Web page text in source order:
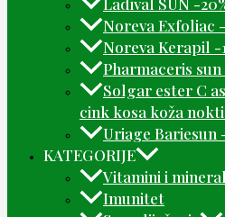
Noreva Exfoliac
Noreva Kerapil -
Pharmaceris
Solgar ester C
cink kosa koža
Uriage Bariesun
KATEGORIJE
Vitamini i
Imunitet